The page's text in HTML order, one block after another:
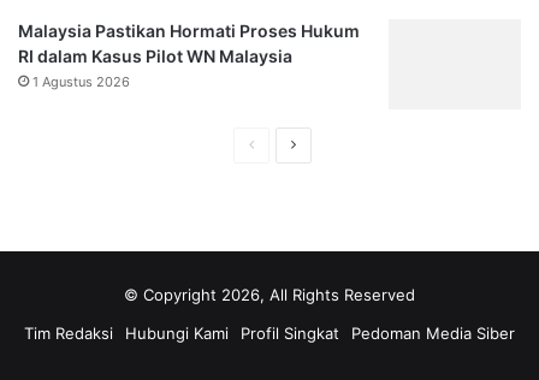
Malaysia Pastikan Hormati Proses Hukum
RI dalam Kasus Pilot WN Malaysia
1 Agustus 2026
HalamanHalaman
© Copyright 2026, All Rights Reserved
Tim Redaksi
Hubungi Kami Profil Singkat Pedoman Media Siber